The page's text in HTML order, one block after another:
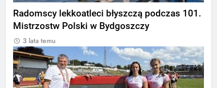
Radomscy lekkoatleci błyszczą podczas 101.
Mistrzostw Polski w Bydgoszczy
3 lata temu